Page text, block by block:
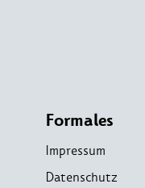
Formales
Impressum
Datenschutz